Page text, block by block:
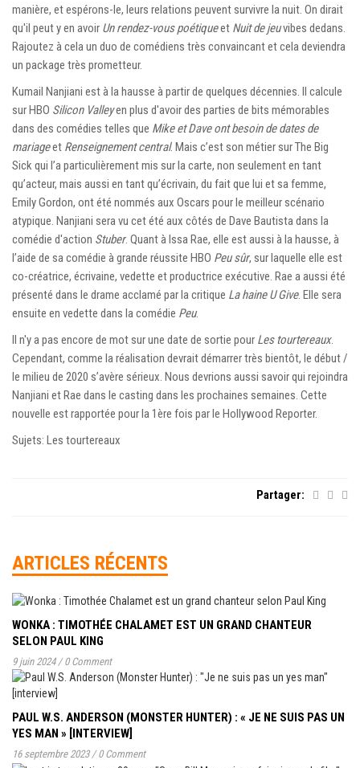
manière, et espérons-le, leurs relations peuvent survivre la nuit. On dirait
qu'il peut y en avoir Un rendez-vous poétiqueet Nuit de jeuvibes dedans.
Rajoutez à cela un duo de comédiens très convaincant et cela deviendra
un package très prometteur.
Kumail Nanjiani est à la hausse à partir de quelques décennies. Il calcule
sur HBO Silicon Valleyen plus d'avoir des parties de bits mémorables
dans des comédies telles que Mike et Dave ont besoin de dates de
mariageet Renseignement central. Mais c’est son métier sur The Big
Sick qui l’a particulièrement mis sur la carte, non seulement en tant
qu’acteur, mais aussi en tant qu’écrivain, du fait que lui et sa femme,
Emily Gordon, ont été nommés aux Oscars pour le meilleur scénario
atypique. Nanjiani sera vu cet été aux côtés de Dave Bautista dans la
comédie d'action Stuber. Quant à Issa Rae, elle est aussi à la hausse, à
l’aide de sa comédie à grande réussite HBO Peu sûr, sur laquelle elle est
co-créatrice, écrivaine, vedette et productrice exécutive. Rae a aussi été
présenté dans le drame acclamé par la critique La haine U Give. Elle sera
ensuite en vedette dans la comédie Peu.
Il n'y a pas encore de mot sur une date de sortie pour Les tourtereaux.
Cependant, comme la réalisation devrait démarrer très bientôt, le début /
le milieu de 2020 s’avère sérieux. Nous devrions aussi savoir qui rejoindra
Nanjiani et Rae dans le casting dans les prochaines semaines. Cette
nouvelle est rapportée pour la 1ère fois par le Hollywood Reporter.
Sujets: Les tourtereaux
Partager:
ARTICLES RÉCENTS
WONKA : TIMOTHÉE CHALAMET EST UN GRAND CHANTEUR
SELON PAUL KING
9 juin 2024 / 0 Comment
PAUL W.S. ANDERSON (MONSTER HUNTER) : « JE NE SUIS PAS UN
YES MAN » [INTERVIEW]
16 septembre 2023 / 0 Comment